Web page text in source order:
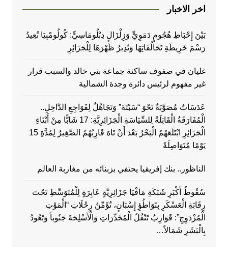
اخر الاخبار
بَيْنَ إِحْبَاطِ هُجُومٍ دَمَوِيٍّ وَزِلْزَالٍ دِبْلُومَاسِيٍّ: كُولُومْبِيَا تُعِيدُ
رَسْمَ خَرِيطَةِ تَحَالُفَاتِهَا وَتُدِيرُ ظَهْرَهَا لِلْجَزَائِرِ
غليان في صفوف ساكنة جماعة بني خالد والسبب قرار
غير مفهوم لرئيس دائرة وجدة الشمالية
عَدَسَاتٌ مُصَوَّبَةٌ نَحْوَ “سَبْتَةَ” وَتَجَاهُلٌ لِفَوَاجِعِ الدَّاخِلِ..
الْمُفَارَقَةُ الْقَاتِلَةُ لِلسِّيَاسَةِ الْجَزَائِرِيَّةِ: 17 شَابًّا مِنْ أَبْنَاءِ
الْجَزَائِرِ ابْتَلَعَهُمُ الْبَحْرُ بَعْدَ أَنْ تَاهَ قَارِبُهُمُ الصَّغِيرُ لِمُدَّةِ 15
يَوْمًا مُتَوَاصِلَةً
الناظور.. بنك إفريقيا يحتفي بزبنائه من مغاربة العالم
سُقُوطُ أَكْبَرِ شَبَكَةِ مَافْيَا جَزَائِرِيَّةٍ عَابِرَةٍ لِلْمُتَوَسِّطِ تَحْتَ
رِقَابَةِ الْعَسْكَرِ بِتَوَاطُؤِ إِسْبَانٍ، تُؤَمِّنُ رِحْلَاتِ “الْمَوْتِ
الْمُزْدَوِجِ”: قَوَارِبُ تَنْقُلُ الْمُخَدِّرَاتِ وَالْأَسْلِحَةَ جَنُوباً وَتَعُودُ
بِالْبَشَرِ شَمَالاً…